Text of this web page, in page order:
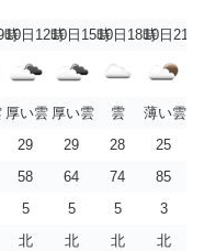
時
10日12時10日15時10日18時10日21時
厚い雲 厚い雲 雲
薄い雲
29 29 28
25
58 64 74
85
5 5 5
3
北 北 北
北